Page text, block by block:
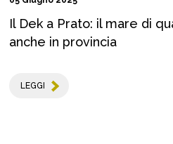
Il Dek a Prato: il mare di
anche in provincia
LEGGI